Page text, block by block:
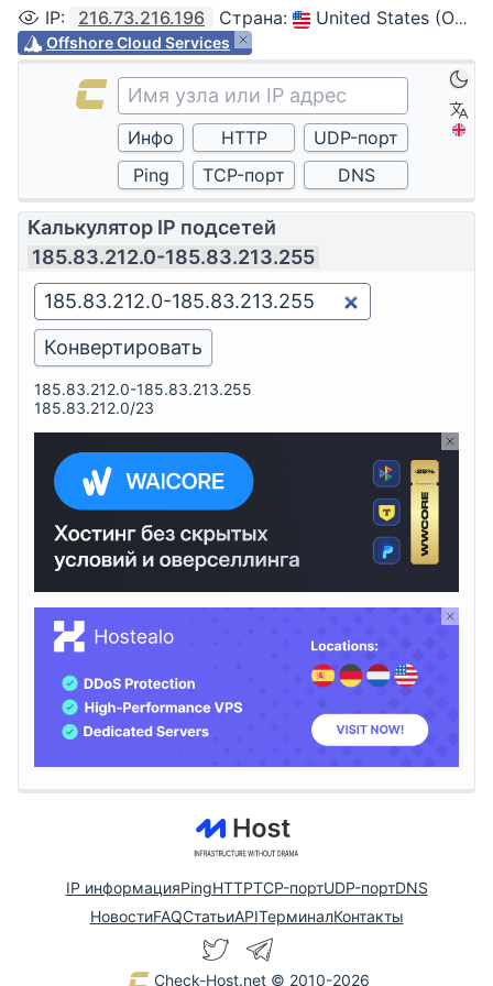
IP: 216.73.216.196 Страна: United States (Ohio, Columbus)
Offshore Cloud Services
Калькулятор IP подсетей
185.83.212.0-185.83.213.255
185.83.212.0-185.83.213.255
185.83.212.0/23
IP информацияPingHTTPTCP-портUDP-портDNS
НовостиFAQСтатьиAPIТерминалКонтакты
Check-Host.net © 2010-2026